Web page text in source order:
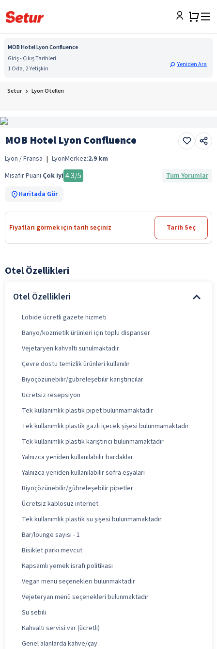
MOB Hotel Lyon Confluence
Giriş - Çıkış Tarihleri
1 Oda, 2 Yetişkin
Yeniden Ara
Setur Lyon Otelleri
MOB Hotel Lyon Confluence
Lyon / Fransa | LyonMerkez:2.9 km
Misafir Puanı Çok iyi 4.3/5
Tüm Yorumlar
Haritada Gör
Fiyatları görmek için tarih seçiniz Tarih Seç
Otel Özellikleri
Otel Özellikleri
Lobide ücretli gazete hizmeti
Banyo/kozmetik ürünleri için toplu dispanser
Vejetaryen kahvaltı sunulmaktadır
Çevre dostu temizlik ürünleri kullanılır
Biyoçözünebilir/gübreleşebilir karıştırıcılar
Ücretsiz resepsiyon
Tek kullanımlık plastik pipet bulunmamaktadır
Tek kullanımlık plastik gazlı içecek şişesi bulunmamaktadır
Tek kullanımlık plastik karıştırıcı bulunmamaktadır
Yalnızca yeniden kullanılabilir bardaklar
Yalnızca yeniden kullanılabilir sofra eşyaları
Biyoçözünebilir/gübreleşebilir pipetler
Ücretsiz kablosuz internet
Tek kullanımlık plastik su şişesi bulunmamaktadır
Bar/lounge sayısı - 1
Bisiklet parkı mevcut
Kapsamlı yemek israfı politikası
Vegan menü seçenekleri bulunmaktadır
Vejeteryan menü seçenekleri bulunmaktadır
Su sebili
Kahvaltı servisi var (ücretli)
Genel alanlarda kahve/çay